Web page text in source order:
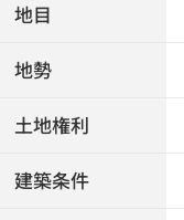
地目
地勢
土地権利
建築条件